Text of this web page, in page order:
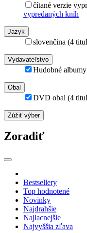
čítané verzie
vypredaných kníh
Jazyk
slovenčina (4
Vydavateľstvo
Hudobné
Obal
DVD obal (4
Zúžiť výber
Zoradiť
Bestsellery
Top hodnotené
Novinky
Najdrahšie
Najlacnejšie
Najvyššia zľava